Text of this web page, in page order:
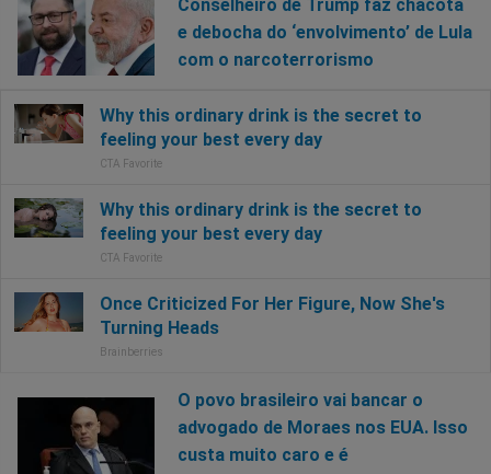
Conselheiro de Trump faz chacota
e debocha do ‘envolvimento’ de Lula
com o narcoterrorismo
O povo brasileiro vai bancar o
advogado de Moraes nos EUA. Isso
custa muito caro e é